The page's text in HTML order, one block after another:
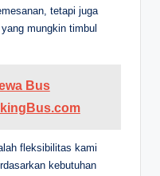
tetapi juga
yang mungkin timbul
Bus
fleksibilitas kami
kebutuhan